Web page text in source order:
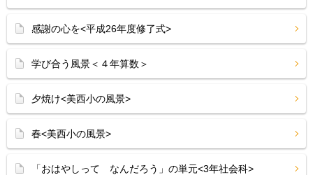
感謝の心を<平成26年度修了式>
学び合う風景＜４年算数＞
夕焼け<美西小の風景>
春<美西小の風景>
「おはやしって なんだろう」の単元<3年社会科>